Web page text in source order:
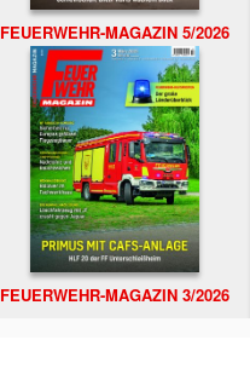
FEUERWEHR-MAGAZIN 5/2026
FEUERWEHR-MAGAZIN 3/2026